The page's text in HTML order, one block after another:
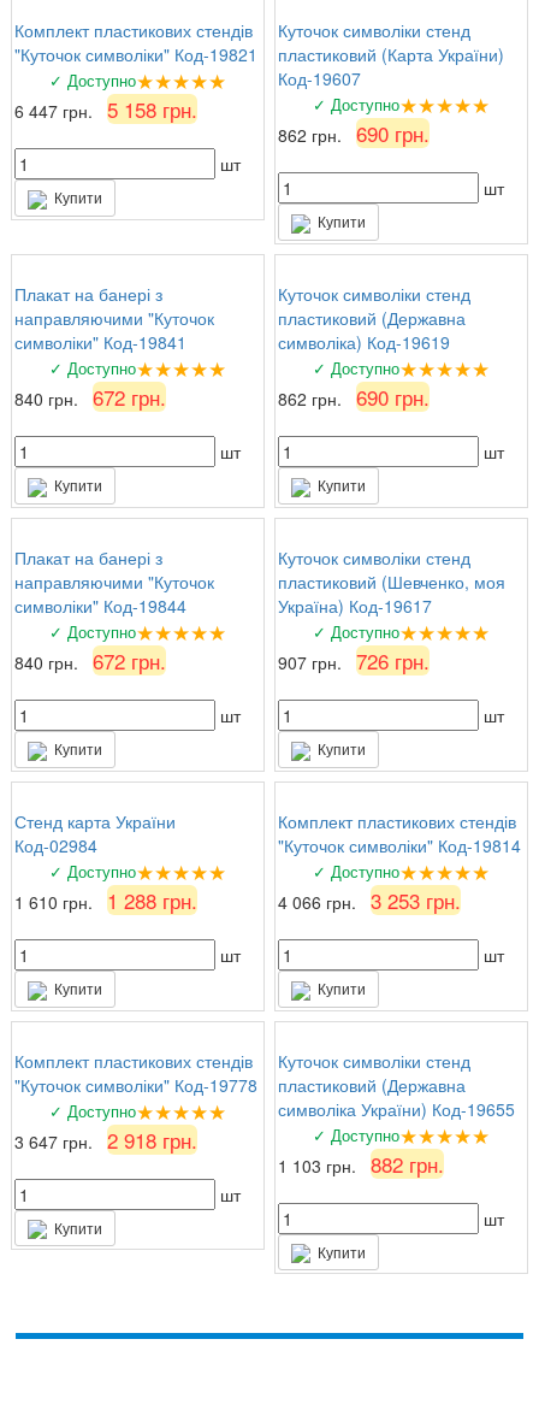
Комплект пластикових стендів
"Куточок символіки" Код-19821
✓ Доступно★★★★★
6 447 грн. 5 158 грн.
шт
Купити
Куточок символіки стенд
пластиковий (Карта України)
Код-19607
✓ Доступно★★★★★
862 грн. 690 грн.
шт
Купити
Плакат на банері з
направляючими "Куточок
символіки" Код-19841
✓ Доступно★★★★★
840 грн. 672 грн.
шт
Купити
Куточок символіки стенд
пластиковий (Державна
символіка) Код-19619
✓ Доступно★★★★★
862 грн. 690 грн.
шт
Купити
Плакат на банері з
направляючими "Куточок
символіки" Код-19844
✓ Доступно★★★★★
840 грн. 672 грн.
шт
Купити
Куточок символіки стенд
пластиковий (Шевченко, моя
Україна) Код-19617
✓ Доступно★★★★★
907 грн. 726 грн.
шт
Купити
Стенд карта України
Код-02984
✓ Доступно★★★★★
1 610 грн. 1 288 грн.
шт
Купити
Комплект пластикових стендів
"Куточок символіки" Код-19814
✓ Доступно★★★★★
4 066 грн. 3 253 грн.
шт
Купити
Комплект пластикових стендів
"Куточок символіки" Код-19778
✓ Доступно★★★★★
3 647 грн. 2 918 грн.
шт
Купити
Куточок символіки стенд
пластиковий (Державна
символіка України) Код-19655
✓ Доступно★★★★★
1 103 грн. 882 грн.
шт
Купити